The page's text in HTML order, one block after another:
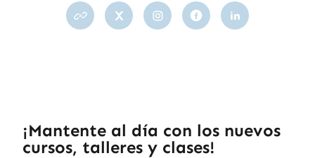
¡Mantente al día con los nuevos
cursos, talleres y clases!